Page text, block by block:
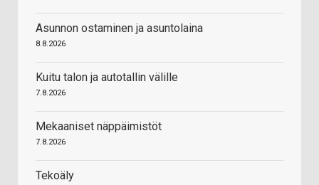
Asunnon ostaminen ja asuntolaina
8.8.2026
Kuitu talon ja autotallin välille
7.8.2026
Mekaaniset näppäimistöt
7.8.2026
Tekoäly